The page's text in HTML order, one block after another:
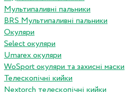
Мультипаливні пальники
BRS Мультипаливні пальники
Окуляри
Select окуляри
Umarex окуляри
WoSport окуляри та захисні маски
Телескопічні кийки